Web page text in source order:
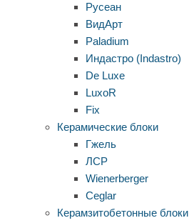
Русеан
ВидАрт
Paladium
Индастро (Indastro)
De Luxe
LuxoR
Fix
Керамические блоки
Гжель
ЛСР
Wienerberger
Ceglar
Керамзитобетонные блоки